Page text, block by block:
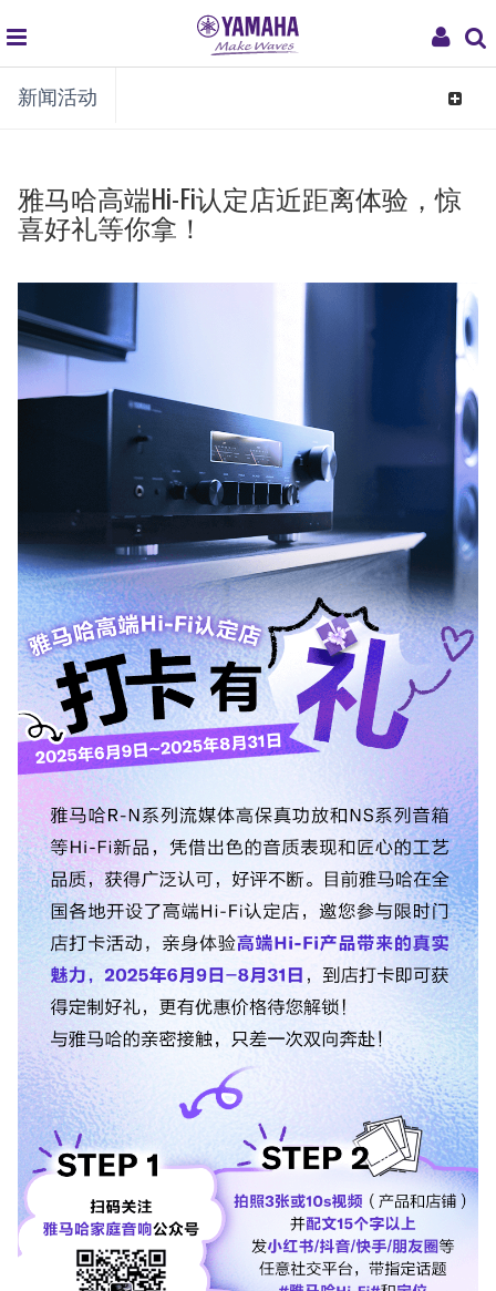
My
global
navigation
新闻活动
Toggle
雅马哈高端Hi-Fi认定店近距离体验，惊
喜好礼等你拿！